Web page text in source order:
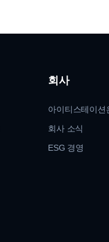
회사
아이티스테이션
회사 소식
ESG 경영